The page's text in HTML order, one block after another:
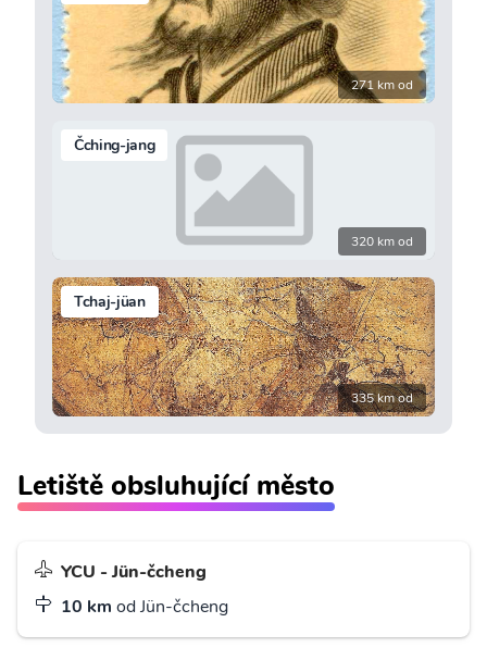
271 km od
Čching-jang
320 km od
Tchaj-jüan
335 km od
Letiště obsluhující město
YCU - Jün-čcheng
10 km od Jün-čcheng